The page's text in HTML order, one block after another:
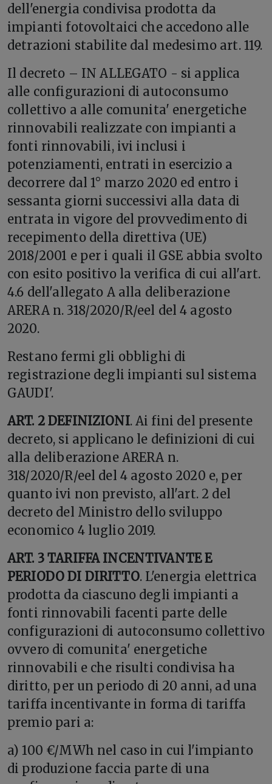
dell'energia condivisa prodotta da
impianti fotovoltaici che accedono alle
detrazioni stabilite dal medesimo art. 119.
Il decreto – IN ALLEGATO - si applica
alle configurazioni di autoconsumo
collettivo a alle comunita' energetiche
rinnovabili realizzate con impianti a
fonti rinnovabili, ivi inclusi i
potenziamenti, entrati in esercizio a
decorrere dal 1° marzo 2020 ed entro i
sessanta giorni successivi alla data di
entrata in vigore del provvedimento di
recepimento della direttiva (UE)
2018/2001 e per i quali il GSE abbia svolto
con esito positivo la verifica di cui all'art.
4.6 dell'allegato A alla deliberazione
ARERA n. 318/2020/R/eel del 4 agosto
2020.
Restano fermi gli obblighi di
registrazione degli impianti sul sistema
GAUDI'.
ART. 2 DEFINIZIONI. Ai fini del presente
decreto, si applicano le definizioni di cui
alla deliberazione ARERA n.
318/2020/R/eel del 4 agosto 2020 e, per
quanto ivi non previsto, all'art. 2 del
decreto del Ministro dello sviluppo
economico 4 luglio 2019.
ART. 3 TARIFFA INCENTIVANTE E
PERIODO DI DIRITTO. L'energia elettrica
prodotta da ciascuno degli impianti a
fonti rinnovabili facenti parte delle
configurazioni di autoconsumo collettivo
ovvero di comunita' energetiche
rinnovabili e che risulti condivisa ha
diritto, per un periodo di 20 anni, ad una
tariffa incentivante in forma di tariffa
premio pari a:
a) 100 €/MWh nel caso in cui l'impianto
di produzione faccia parte di una